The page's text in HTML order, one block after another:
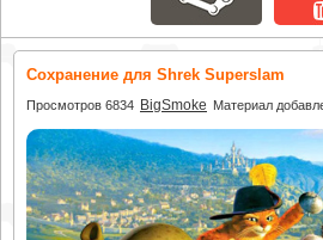
Сохранение для Shrek Superslam
Просмотров 6834 BigSmoke Материал